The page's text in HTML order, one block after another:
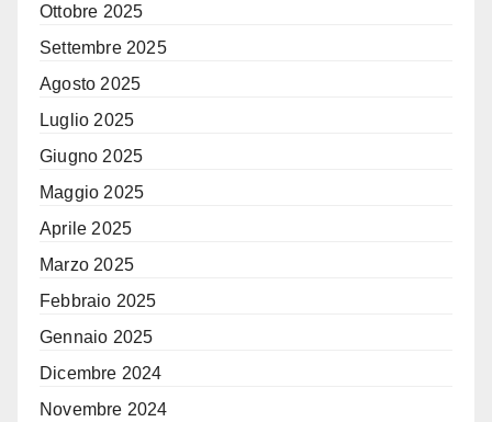
Ottobre 2025
Settembre 2025
Agosto 2025
Luglio 2025
Giugno 2025
Maggio 2025
Aprile 2025
Marzo 2025
Febbraio 2025
Gennaio 2025
Dicembre 2024
Novembre 2024